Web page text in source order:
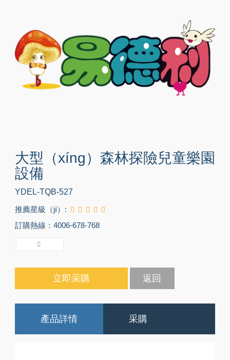
大型（xíng）森林探險兒童樂園
設備
YDEL-TQB-527
推薦星級（jí）:
訂購熱線：4006-678-768
立即采購 返回
產品詳情 采購